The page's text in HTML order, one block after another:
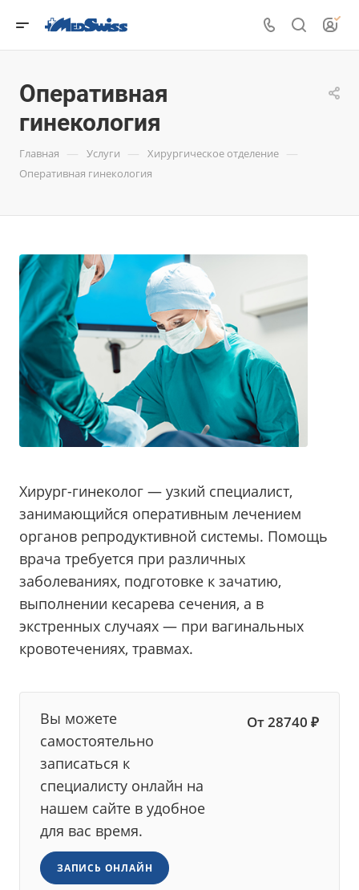
Оперативная
гинекология
Главная — Услуги — Хирургическое отделение —
Оперативная гинекология
Хирург-гинеколог — узкий специалист,
занимающийся оперативным лечением
органов репродуктивной системы. Помощь
врача требуется при различных
заболеваниях, подготовке к зачатию,
выполнении кесарева сечения, а в
экстренных случаях — при вагинальных
кровотечениях, травмах.
Вы можете
самостоятельно
записаться к
специалисту онлайн на
нашем сайте в удобное
для вас время.
От 28740 ₽
ЗАПИСЬ ОНЛАЙН